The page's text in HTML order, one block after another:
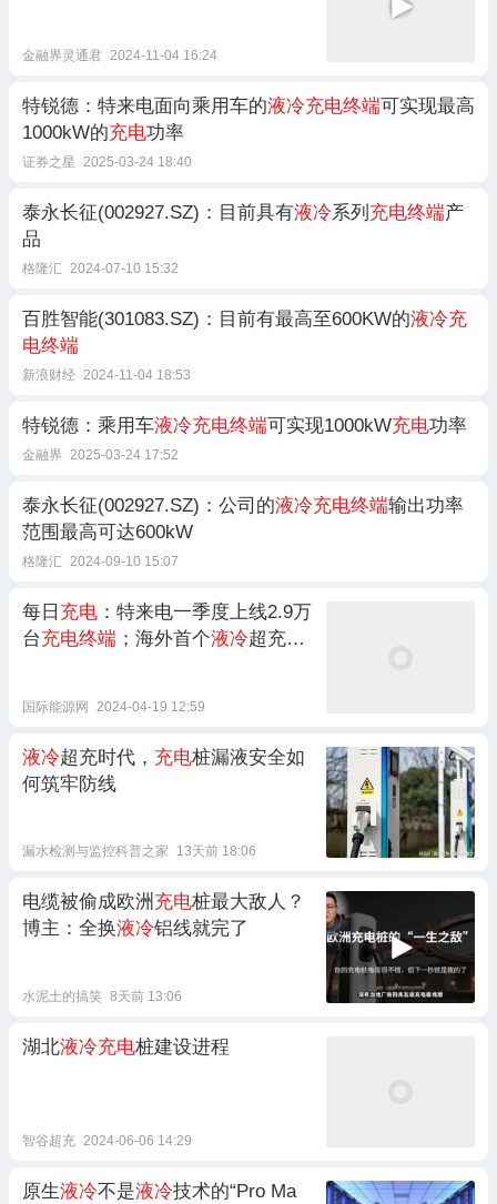
金融界灵通君 2024-11-04 16:24
特锐德：特来电面向乘用车的液冷充电终端可实现最高
1000kW的充电功率
证券之星 2025-03-24 18:40
泰永长征(002927.SZ)：目前具有液冷系列 充电终端产
品
格隆汇 2024-07-10 15:32
百胜智能(301083.SZ)：目前有最高至600KW的液冷充
电终端
新浪财经 2024-11-04 18:53
特锐德：乘用车液冷充电终端可实现1000kW充电功率
金融界 2025-03-24 17:52
泰永长征(002927.SZ)：公司的液冷充电终端输出功率
范围最高可达600kW
格隆汇 2024-09-10 15:07
每日 充电 ：特来电一季度上线2.9万
台充电终端 ；海外首个液冷超充站
国际能源网 2024-04-19 12:59
液冷超充时代， 充电桩漏液安全如
何筑牢防线
漏水检测与监控科普之家 13天前 18:06
电缆被偷成欧洲 充电桩最大敌人？
博主：全换液冷铝线就完了
水泥土的搞笑 8天前 13:06
湖北液冷充电桩建设进程
智谷超充 2024-06-06 14:29
原生液冷不是液冷技术的“Pro Ma